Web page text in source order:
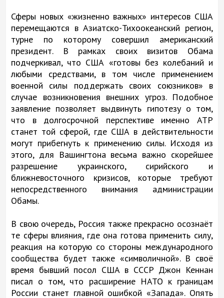
Сферы новых «жизненно важных» интересов США
перемещаются в Азиатско-Тихоокеанский регион,
турне по которому совершил американский
президент. В рамках своих визитов Обама
подчеркивал, что США «готовы без колебаний и
любыми средствами, в том числе применением
военной силы поддержать своих союзников» в
случае возникновения внешних угроз. Подобное
заявление позволяет выдвинуть гипотезу о том,
что в долгосрочной перспективе именно АТР
станет той сферой, где США в действительности
могут прибегнуть к применению силы. Исходя из
этого, для Вашингтона весьма важно скорейшее
разрешение украинского, сирийского и
ближневосточного кризисов, которые требуют
непосредственного внимания администрации
Обамы.
В свою очередь, Россия также прекрасно осознаёт
те сферы влияния, где она готова применить силу,
реакция на которую со стороны международного
сообщества будет также «символичной». В своё
время бывший посол США в СССР Джон Кеннан
писал о том, что расширение НАТО к границам
России станет главной ошибкой «Запада». Опять